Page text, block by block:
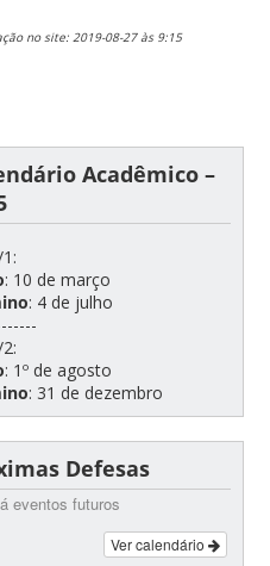
no site: 2019-08-27 às 9:15
Acadêmico –
: 10 de março
: 4 de julho
: 1º de agosto
: 31 de dezembro
Defesas
eventos futuros
Ver calendário